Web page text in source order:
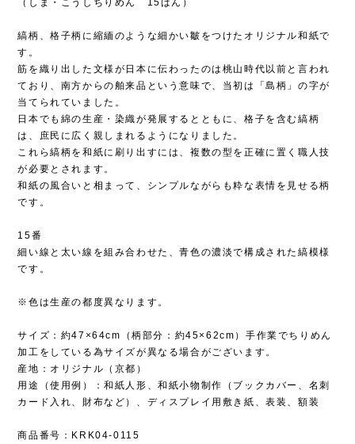
（しま・こうしちりめん 15ばん）
縞柄、格子柄に縮緬のような細かい皺をつけたオリジナル和紙で
す。
筋を織り出した文様が日本に伝わったのは桃山時代以前と言われ
ており、南方からの舶来品という意味で、当初は「島柄」の字が
当てられていました。
日本でも綿の生産・染織が発展するとともに、格子を含む縞柄
は、庶民に広く親しまれるようになりました。
これら縞柄を和紙に刷り出すには、複数の型を正確に置く職人技
が必要とされます。
和紙の風合いと相まって、シンプルながらも粋な表情を見せる柄
です。
15番
細い線と太い線を組み合わせた、青色の濃淡で構成された縞模様
です。
※色は生産の都度異なります。
サイズ：約47×64cm（柄部分：約45×62cm）手作業でちりめん
加工をしている為サイズが異なる場合がございます。
産地：オリジナル（京都）
用途（使用例）：和紙人形、和紙小物制作（ブックカバー、名刺
カード入れ、財布など）、ディスプレイ用敷き紙、表装、額装
商品番号：KRK04-0115